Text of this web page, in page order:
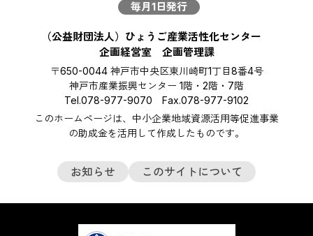
毎月1日発行
（公益財団法人）ひょうご産業活性化センター
企画経営室 企画管理課
〒650-0044 神戸市中央区東川崎町1丁目8番4号
神戸市産業振興センター 1階・2階・7階
Tel.078-977-9070 Fax.078-977-9102
このホームページは、中小企業地域資源活用等促進事業
の助成金を活用して作成したものです。
お知らせ このサイトについて